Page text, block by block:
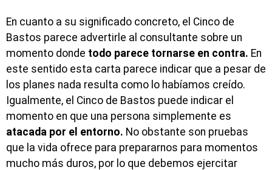
En cuanto a su significado concreto, el Cinco de
Bastos parece advertirle al consultante sobre un
momento donde todo parece tornarse en contra. En
este sentido esta carta parece indicar que a pesar de
los planes nada resulta como lo habíamos creído.
Igualmente, el Cinco de Bastos puede indicar el
momento en que una persona simplemente es
atacada por el entorno. No obstante son pruebas
que la vida ofrece para prepararnos para momentos
mucho más duros, por lo que debemos ejercitar